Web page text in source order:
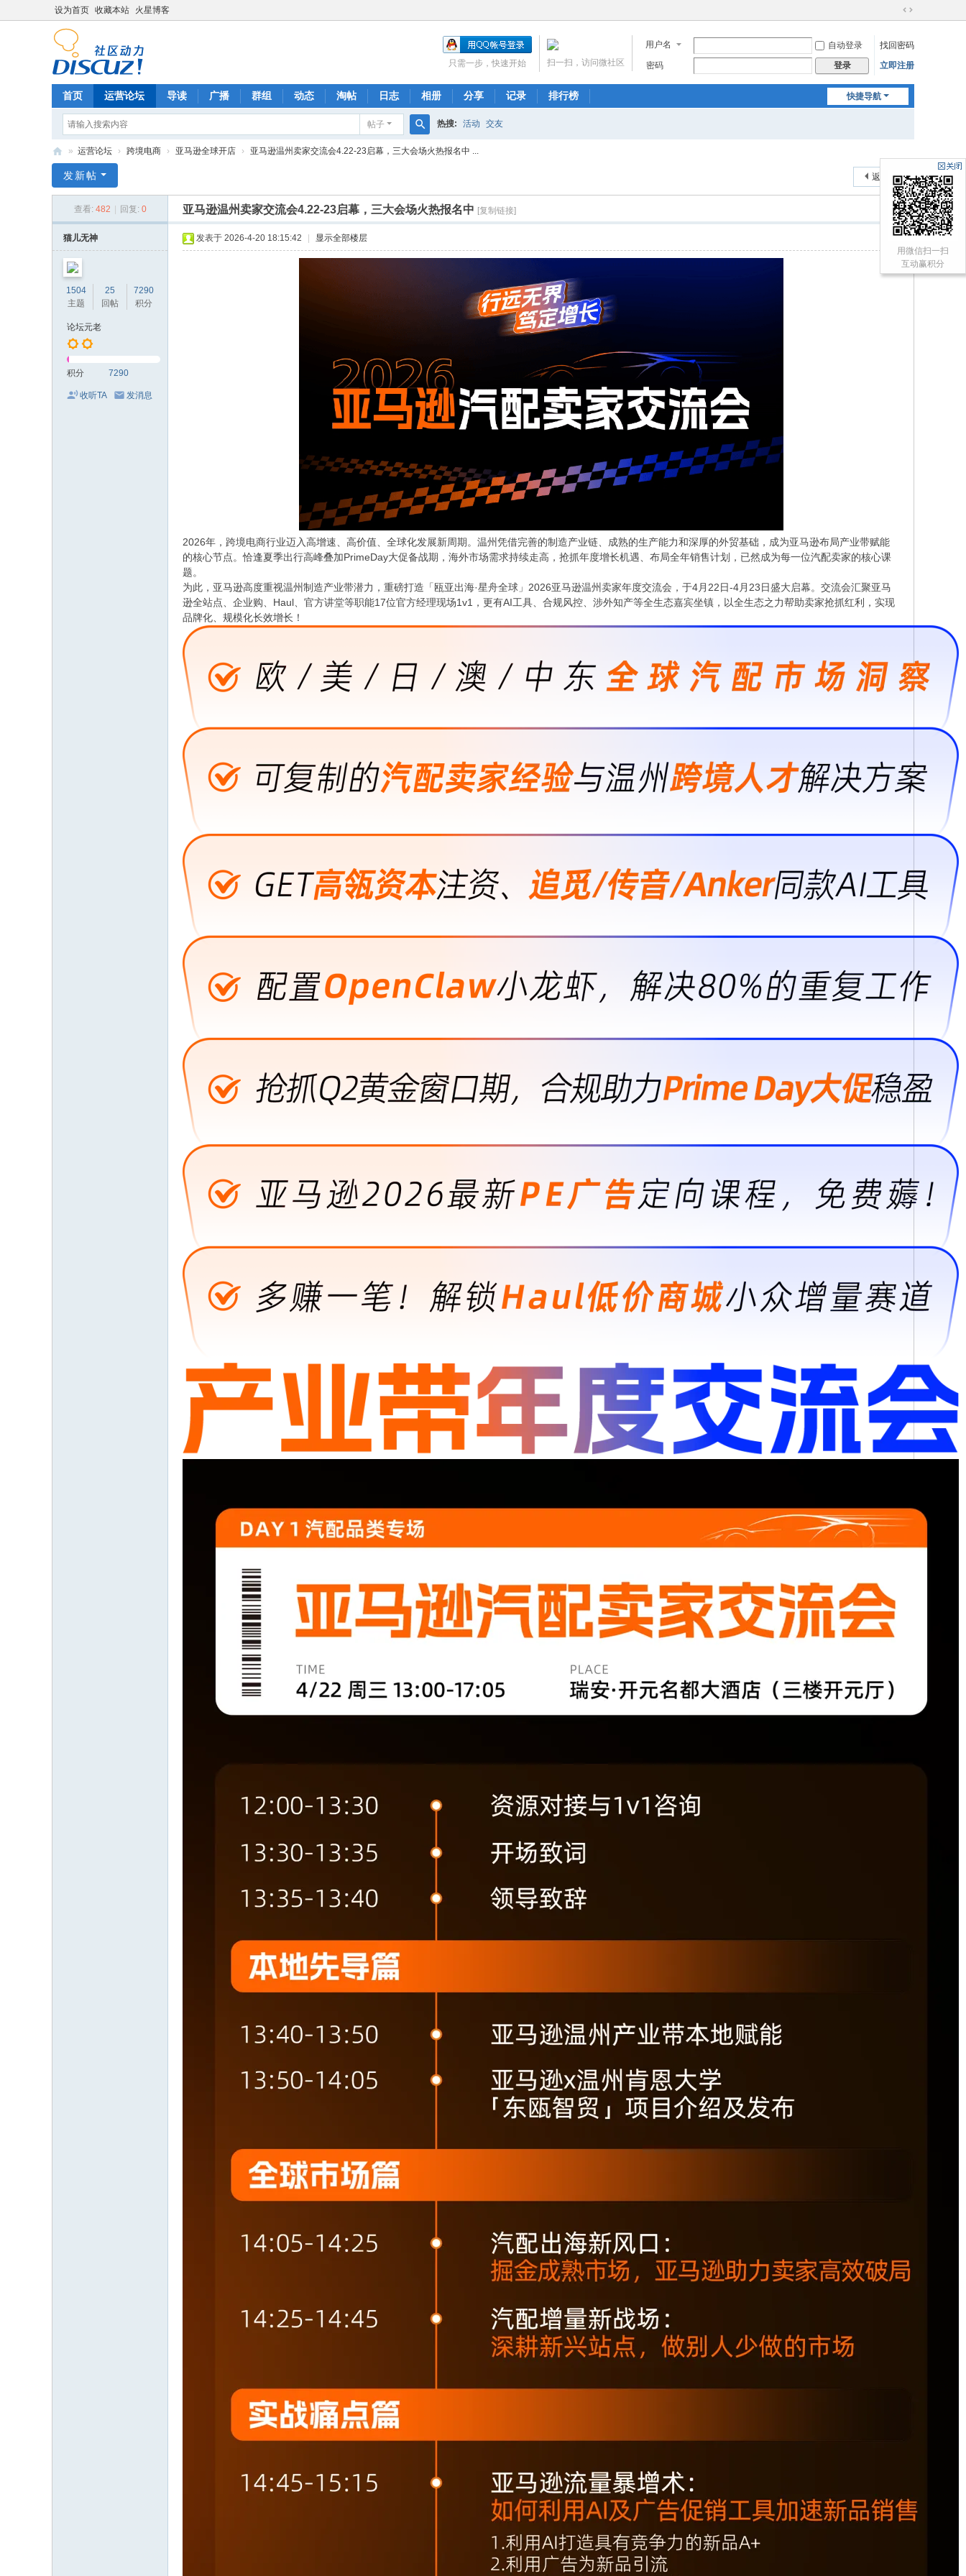
设为首页 收藏本站 火星博客
切
到
宽
用户名 自动登录
找回密码
密码
登录 立即注册
扫一扫，访问微社区
只需一步，快速开始
快捷导航
首页 运营论坛 导读 广播 群组 动态 淘帖 日志 相册 分享 记录 排行榜
帖子
搜
热搜: 活动 交友
商
» 运营论坛 › 跨境电商 › 亚马逊全球开店 › 亚马逊温州卖家交流会4.22-23启幕，三大会场火热报名中 ...
返回列表
发新帖
查看: 482 回复: 0 亚马逊温州卖家交流会4.22-23启幕，三大会场火热报名中 [复制链接]
猫儿无神
1504
主题
25
回帖
7290
积分
论坛元老
积分 7290
收听TA 发消息
发表于 2026-4-20 18:15:42 显示全部楼层
2026年，跨境电商行业迈入高增速、高价值、全球化发展新周期。温州凭借完善的制造产业链、成熟的生产能力和深厚的外贸基础，成为亚马逊布局产业带赋能
的核心节点。恰逢夏季出行高峰叠加PrimeDay大促备战期，海外市场需求持续走高，抢抓年度增长机遇、布局全年销售计划，已然成为每一位汽配卖家的核心课
题。
为此，亚马逊高度重视温州制造产业带潜力，重磅打造「瓯亚出海·星舟全球」2026亚马逊温州卖家年度交流会，于4月22日-4月23日盛大启幕。交流会汇聚亚马
逊全站点、企业购、Haul、官方讲堂等职能17位官方经理现场1v1，更有AI工具、合规风控、涉外知产等全生态嘉宾坐镇，以全生态之力帮助卖家抢抓红利，实现
品牌化、规模化长效增长！
用微信扫一扫
互动赢积分